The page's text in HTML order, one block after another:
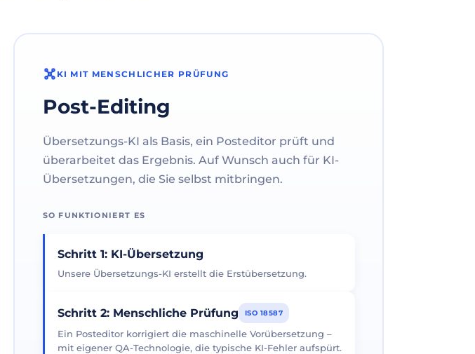
KI MIT MENSCHLICHER PRÜFUNG
Post-Editing
Übersetzungs-KI als Basis, ein Posteditor prüft und
überarbeitet das Ergebnis. Auf Wunsch auch für KI-
Übersetzungen, die Sie selbst mitbringen.
SO FUNKTIONIERT ES
Schritt 1: KI-Übersetzung
Unsere Übersetzungs-KI erstellt die Erstübersetzung.
Schritt 2: Menschliche Prüfung ISO 18587
Ein Posteditor korrigiert die maschinelle Vorübersetzung –
mit eigener QA-Technologie, die typische KI-Fehler aufspürt.